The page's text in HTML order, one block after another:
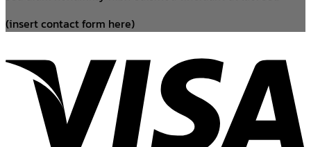
(insert contact form here)